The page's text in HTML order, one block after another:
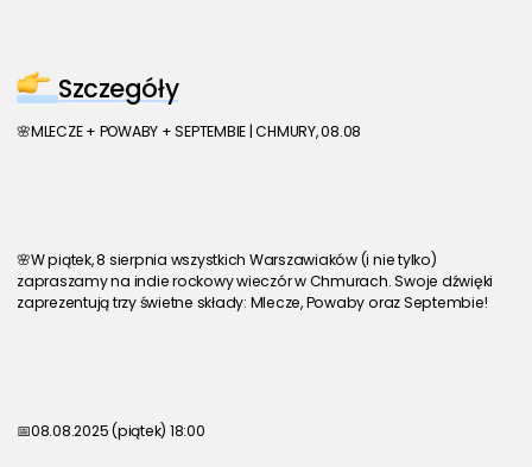
Szczegóły
🌸MLECZE + POWABY + SEPTEMBIE | CHMURY, 08.08
🌸W piątek, 8 sierpnia wszystkich Warszawiaków (i nie tylko)
zapraszamy na indie rockowy wieczór w Chmurach. Swoje dźwięki
zaprezentują trzy świetne składy: Mlecze, Powaby oraz Septembie!
📅08.08.2025 (piątek) 18:00